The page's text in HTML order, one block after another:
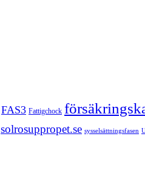
FAS3 Fattigchock
solrosuppropet.se sysselsättningsfasen